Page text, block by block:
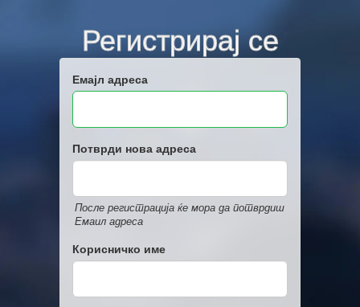
Регистрирај се
Емајл адреса
Потврди нова адреса
После регистрација ќе мора да потврдиш
Емаил адреса
Корисничко име